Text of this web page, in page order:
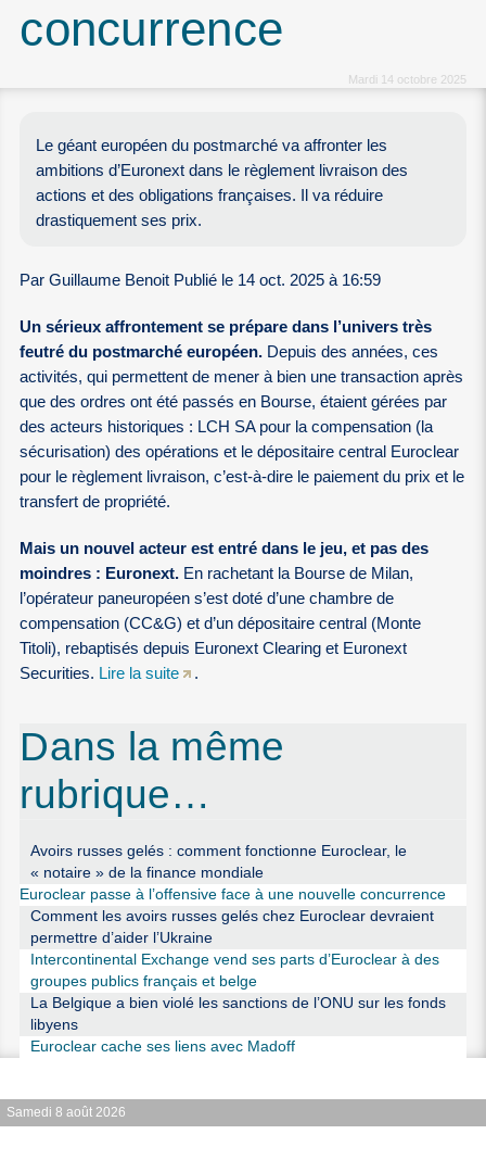
concurrence
Mardi 14 octobre 2025
Le géant européen du postmarché va affronter les
ambitions d’Euronext dans le règlement livraison des
actions et des obligations françaises. Il va réduire
drastiquement ses prix.
Par Guillaume Benoit Publié le 14 oct. 2025 à 16:59
Un sérieux affrontement se prépare dans l’univers très
feutré du postmarché européen. Depuis des années, ces
activités, qui permettent de mener à bien une transaction après
que des ordres ont été passés en Bourse, étaient gérées par
des acteurs historiques : LCH SA pour la compensation (la
sécurisation) des opérations et le dépositaire central Euroclear
pour le règlement livraison, c’est-à-dire le paiement du prix et le
transfert de propriété.
Mais un nouvel acteur est entré dans le jeu, et pas des
moindres : Euronext. En rachetant la Bourse de Milan,
l’opérateur paneuropéen s’est doté d’une chambre de
compensation (CC&G) et d’un dépositaire central (Monte
Titoli), rebaptisés depuis Euronext Clearing et Euronext
Securities. Lire la suite .
Dans la même
rubrique…
Avoirs russes gelés : comment fonctionne Euroclear, le
« notaire » de la finance mondiale
Euroclear passe à l’offensive face à une nouvelle concurrence
Comment les avoirs russes gelés chez Euroclear devraient
permettre d’aider l’Ukraine
Intercontinental Exchange vend ses parts d’Euroclear à des
groupes publics français et belge
La Belgique a bien violé les sanctions de l’ONU sur les fonds
libyens
Euroclear cache ses liens avec Madoff
Samedi 8 août 2026